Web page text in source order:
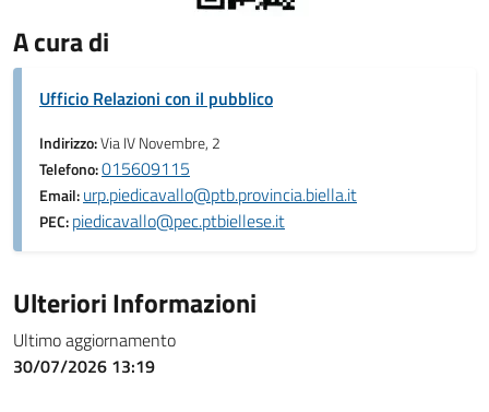
A cura di
Ufficio Relazioni con il pubblico
Indirizzo:Via IV Novembre, 2
Telefono:015609115
Email:urp.piedicavallo@ptb.provincia.biella.it
PEC:piedicavallo@pec.ptbiellese.it
Ulteriori Informazioni
Ultimo aggiornamento
30/07/2026 13:19